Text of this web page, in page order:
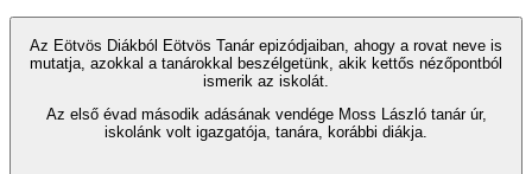
Az Eötvös Diákból Eötvös Tanár epizódjaiban, ahogy a rovat neve is
mutatja, azokkal a tanárokkal beszélgetünk, akik kettős nézőpontból
ismerik az iskolát.
Az első évad második adásának vendége Moss László tanár úr,
iskolánk volt igazgatója, tanára, korábbi diákja.